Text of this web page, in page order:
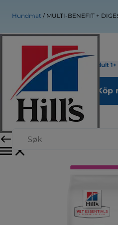
Hundmat MULTI-BENEFIT +
MULTI-BENEFIT + DIGESTION Adult
Köp